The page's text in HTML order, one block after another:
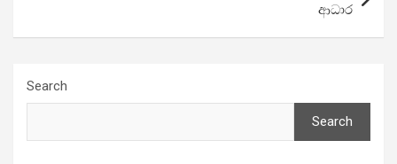
ආධාර
Search
Search